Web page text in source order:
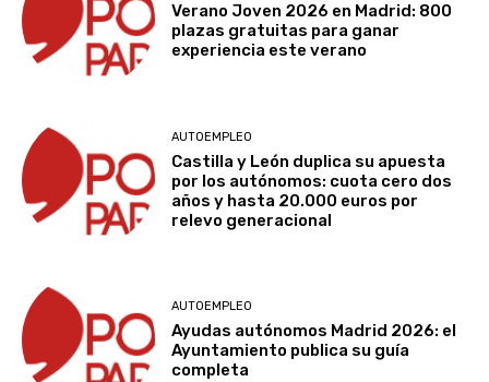
Verano Joven 2026 en Madrid: 800
plazas gratuitas para ganar
experiencia este verano
AUTOEMPLEO
Castilla y León duplica su apuesta
por los autónomos: cuota cero dos
años y hasta 20.000 euros por
relevo generacional
AUTOEMPLEO
Ayudas autónomos Madrid 2026: el
Ayuntamiento publica su guía
completa